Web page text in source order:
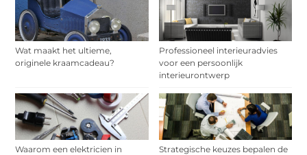
Wat maakt het ultieme,
originele kraamcadeau?
Professioneel interieuradvies
voor een persoonlijk
interieurontwerp
Waarom een elektricien in
Strategische keuzes bepalen de